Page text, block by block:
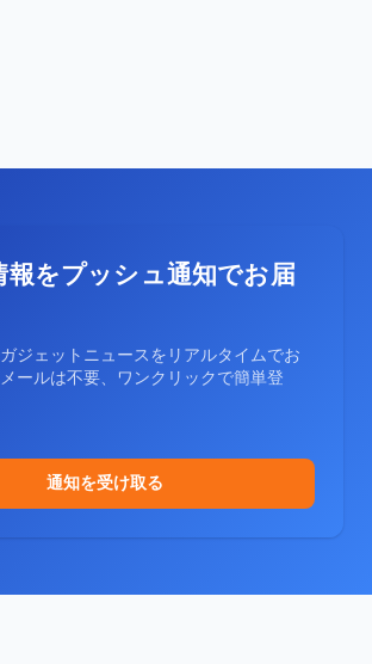
報をプッシュ通知でお届
ジェットニュースをリアルタイムでお
ールは不要、ワンクリックで簡単登
通知を受け取る